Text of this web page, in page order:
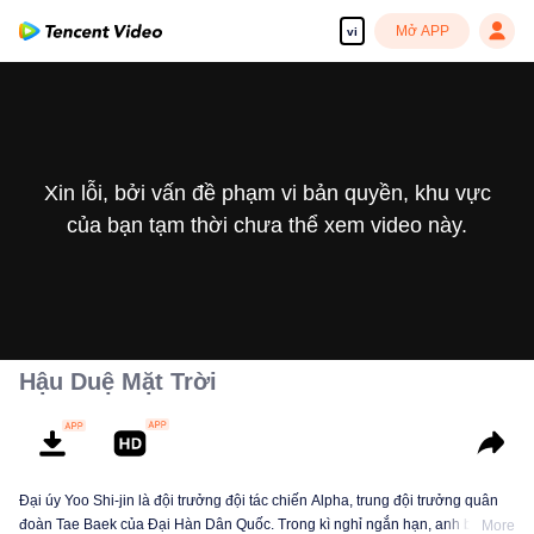
vi Mở APP
Xin lỗi, bởi vấn đề phạm vi bản quyền, khu vực
của bạn tạm thời chưa thể xem video này.
Hậu Duệ Mặt Trời
Đại úy Yoo Shi-jin là đội trưởng đội tác chiến Alpha, trung đội trưởng quân
đoàn Tae Baek của Đại Hàn Dân Quốc. Trong kì nghỉ ngắn hạn, anh bắt một
More